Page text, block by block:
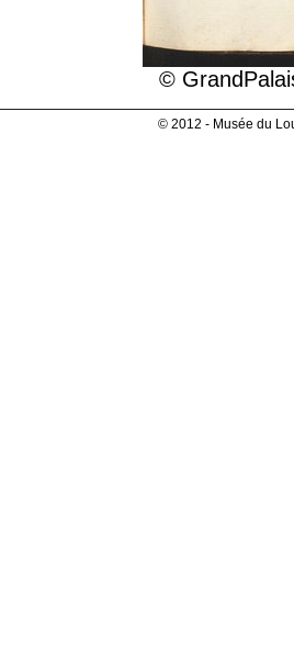
©
© 2012 - Musée du